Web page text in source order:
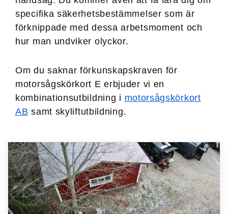
specifika säkerhets­bestämmelser som är
förknippade med dessa arbetsmoment och
hur man undviker olyckor.
Om du saknar förkunskapskraven för
motorsågskörkort E erbjuder vi en
kombinationsutbildning i motorsågskörkort
AB samt skyliftutbildning.